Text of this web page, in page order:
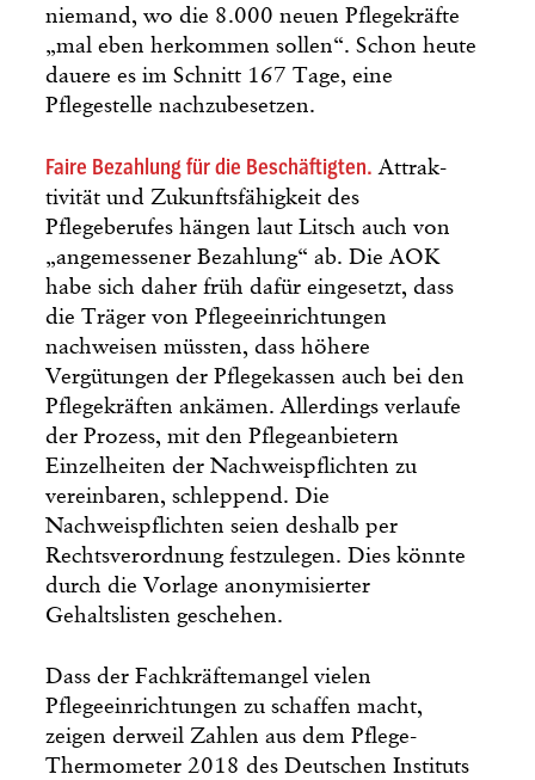
niemand, wo die 8.000 neuen Pflegekräfte
„mal eben herkommen sollen“. Schon heute
dauere es im Schnitt 167 Tage, eine
Pflegestelle nachzubesetzen.
Faire Bezahlung für die Beschäftigten. Attrak­
tivität und Zukunftsfähigkeit des
Pflegeberufes hängen laut Litsch auch von
„angemessener Bezahlung“ ab. Die AOK
habe sich daher früh dafür eingesetzt, dass
die Träger von Pflegeeinrichtungen
nachweisen müssten, dass höhere
Vergütungen der Pflegekassen auch bei den
Pflegekräften ankämen. Allerdings verlaufe
der Prozess, mit den Pflegeanbietern
Einzelheiten der Nachweispflichten zu
vereinbaren, schleppend. Die
Nachweispflichten seien deshalb per
Rechtsverordnung festzulegen. Dies könnte
durch die Vorlage anonymisierter
Gehaltslisten geschehen.
Dass der Fachkräftemangel vielen
Pflegeeinrichtungen zu schaffen macht,
zeigen derweil Zahlen aus dem Pflege-
Thermometer 2018 des Deutschen Instituts